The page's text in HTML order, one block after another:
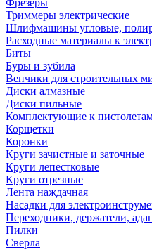
Фрезеры
Триммеры электрические
Шлифмашины угловые,
Расходные материалы к
Биты
Буры и зубила
Венчики для строительных
Диски алмазные
Диски пильные
Комплектующие к
Корщетки
Коронки
Круги зачистные и заточные
Круги лепестковые
Круги отрезные
Лента наждачная
Насадки для
Переходники, держатели,
Пилки
Сверла